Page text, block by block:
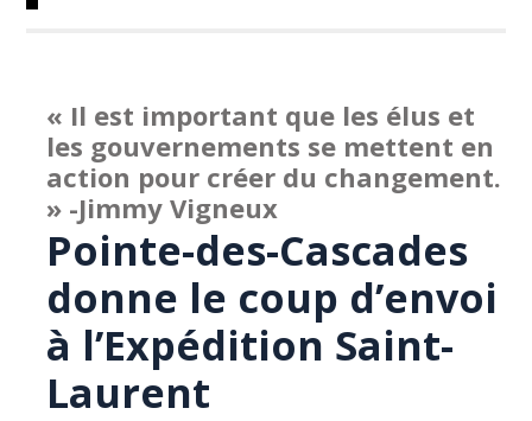
« Il est important que les élus et
les gouvernements se mettent en
action pour créer du changement.
» -Jimmy Vigneux
Pointe-des-Cascades
donne le coup d’envoi
à l’Expédition Saint-
Laurent